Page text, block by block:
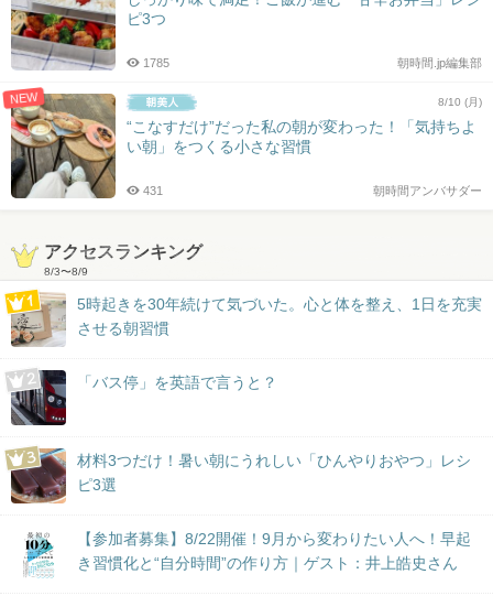
ピ3つ
朝時間.jp編集部
1785
NEW 8/10 (月)
“こなすだけ”だった私の朝が変わった！「気持ちよ
い朝」をつくる小さな習慣
朝時間アンバサダー
431
アクセスランキング
8/3〜8/9
5時起きを30年続けて気づいた。心と体を整え、1日を充実
させる朝習慣
「バス停」を英語で言うと？
材料3つだけ！暑い朝にうれしい「ひんやりおやつ」レシ
ピ3選
【参加者募集】8/22開催！9月から変わりたい人へ！早起
き習慣化と“自分時間”の作り方｜ゲスト：井上皓史さん